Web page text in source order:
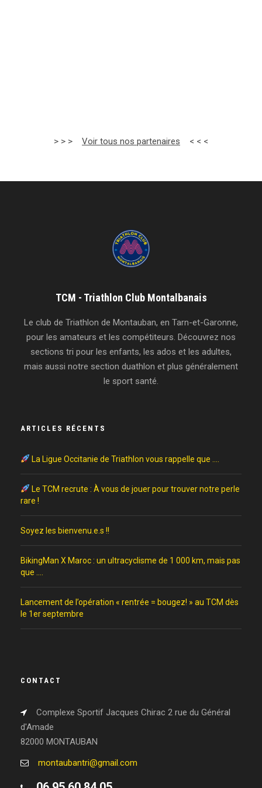
> > > Voir tous nos partenaires < < <
TCM - Triathlon Club Montalbanais
Le club de Triathlon de Montauban, en Tarn-et-Garonne,
pour les amateurs et les compétiteurs. Découvrez nos
sections tri pour les enfants, les ados et les adultes,
mais aussi notre section duathlon et plus généralement
le sport santé.
ARTICLES RÉCENTS
La Ligue Occitanie de Triathlon vous rappelle que ….
Le TCM recrute : À vous de jouer pour trouver notre perle
rare !
Soyez les bienvenu.e.s !!
BikingMan X Maroc : un ultracyclisme de 1 000 km, mais pas
que ….
Lancement de l’opération « rentrée = bougez! » au TCM dès
le 1er septembre
CONTACT
Complexe Sportif Jacques Chirac 2 rue du Général
d'Amade
82000 MONTAUBAN
montaubantri@gmail.com